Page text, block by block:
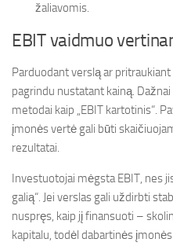
žaliavomis.
EBIT vaidmuo
Parduodant verslą ar
pagrindu nustatant kainą.
metodai kaip „EBIT kartotinis“.
įmonės vertė gali būti
rezultatai.
Investuotojai mėgsta EBIT, nes
galią“. Jei verslas gali uždirbti
nuspręs, kaip jį finansuoti –
kapitalu, todėl dabartinės